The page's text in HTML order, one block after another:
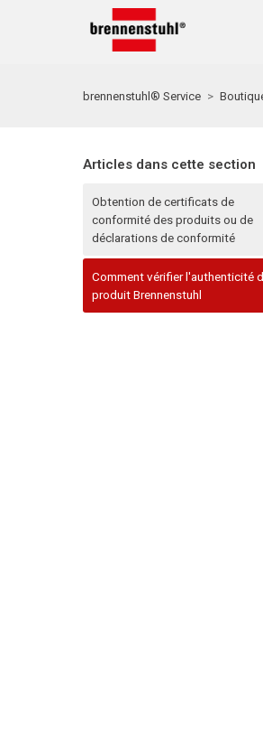
brennenstuhl® Service
Articles dans cette section
Obtention de certificats de
conformité des produits ou de
déclarations de conformité
Comment vérifier l'authenticité
produit Brennenstuhl